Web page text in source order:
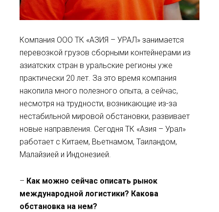
Компания ООО ТК «АЗИЯ – УРАЛ» занимается
перевозкой грузов сборными контейнерами из
азиатских стран в уральские регионы уже
практически 20 лет. За это время компания
накопила много полезного опыта, а сейчас,
несмотря на трудности, возникающие из-за
нестабильной мировой обстановки, развивает
новые направления. Сегодня ТК «Азия – Урал»
работает с Китаем, Вьетнамом, Таиландом,
Малайзией и Индонезией.
– Как можно сейчас описать рынок
международной логистики? Какова
обстановка на нем?